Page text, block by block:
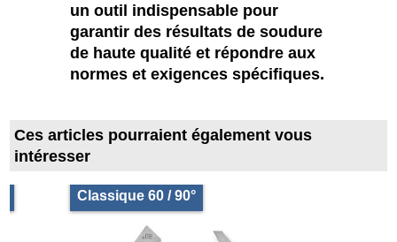
un outil indispensable pour
garantir des résultats de soudure
de haute qualité et répondre aux
normes et exigences spécifiques.
Ces articles pourraient également vous
intéresser
Classique 60 / 90°